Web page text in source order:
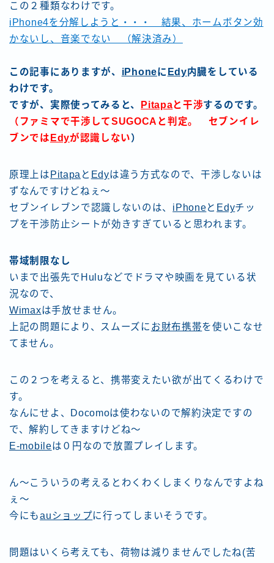
この２種類なわけです。
iPhone4を分解しようと・・・ 結果、ホームボタン効
かないし、音楽でない （解決済み）
この記事にありますが、 iPhoneに Edy内臓をしている
わけです。
ですが、実際使ってみると、
Pitapaと干渉するのです。
（ファミマで干渉してSUGOCAと判定。 セブンイレ
ブンでは Edyが認識しない）
原理上は Pitapa と Edyは違う方式なので、干渉しないは
ずなんですけどねぇ〜
セブンイレブンで認識しないのは、 iPhoneと Edyチッ
プを干渉防止シートが効きすぎていると思われます。
帯域制限なし
いまで出張先でHuluなどでドラマや映画を見ている状
況なので、
Wimaxは手放せません。
上記の問題により、スムーズに お財布携帯を使いこなせ
てません。
この２つを考えると、携帯変えたい欲が出てくるわけで
す。
なんにせよ、Docomoは使わないので解約決定ですの
で、解約してきますけどね〜
E-mobileは０円なので放置プレイします。
ん〜こういうの考えるとわくわくしまくりなんですよね
ぇ〜
今にもauショップに行ってしまいそうです。
問題はいくら考えても、荷物は減りませんでしたね(苦